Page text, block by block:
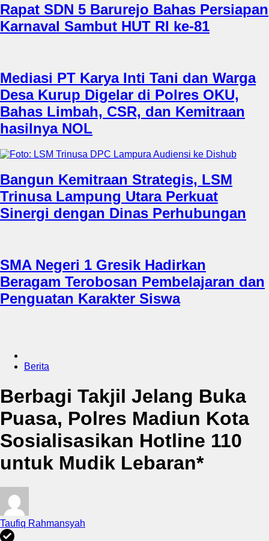
Rapat SDN 5 Barurejo Bahas Persiapan
Karnaval Sambut HUT RI ke-81
Mediasi PT Karya Inti Tani dan Warga
Desa Kurup Digelar di Polres OKU,
Bahas Limbah, CSR, dan Kemitraan
hasilnya NOL
Bangun Kemitraan Strategis, LSM
Trinusa Lampung Utara Perkuat
Sinergi dengan Dinas Perhubungan
SMA Negeri 1 Gresik Hadirkan
Beragam Terobosan Pembelajaran dan
Penguatan Karakter Siswa
Berita
Berbagi Takjil Jelang Buka
Puasa, Polres Madiun Kota
Sosialisasikan Hotline 110
untuk Mudik Lebaran*
Taufiq Rahmansyah